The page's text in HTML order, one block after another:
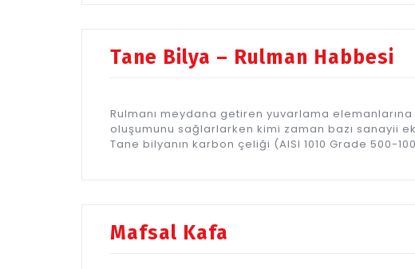
Tane Bilya – Rulman Habbesi
Rulmanı meydana getiren yuvarlama
oluşumunu sağlarlarken kimi zaman bazı sanayii
Tane bilyanın karbon çeliği (AISI 1010 Grade 500-
Mafsal Kafa